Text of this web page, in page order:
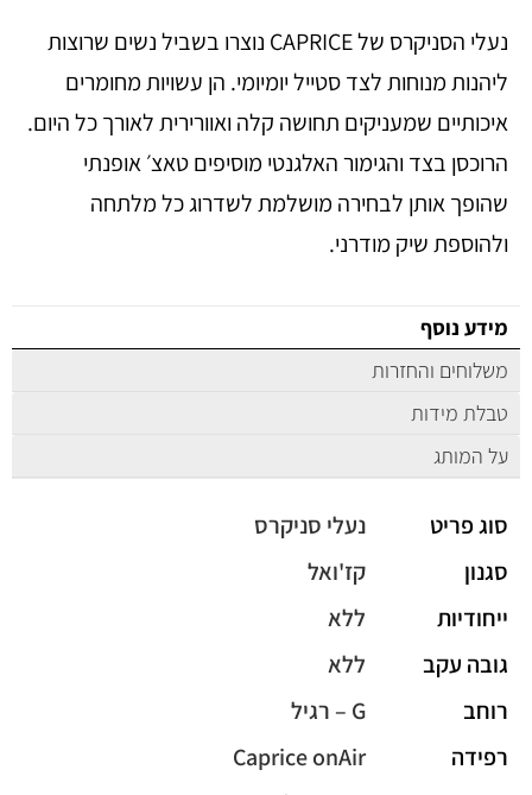
נעלי הסניקרס של CAPRICE נוצרו בשביל נשים שרוצות
ליהנות מנוחות לצד סטייל יומיומי. הן עשויות מחומרים
איכותיים שמעניקים תחושה קלה ואוורירית לאורך כל היום.
הרוכסן בצד והגימור האלגנטי מוסיפים טאצ׳ אופנתי
שהופך אותן לבחירה מושלמת לשדרוג כל מלתחה
ולהוספת שיק מודרני.
מידע נוסף
משלוחים והחזרות
טבלת מידות
על המותג
סוג פריט
נעלי סניקרס
סגנון
קז'ואל
ייחודיות
ללא
גובה עקב
ללא
רוחב
G – רגיל
רפידה
Caprice onAir